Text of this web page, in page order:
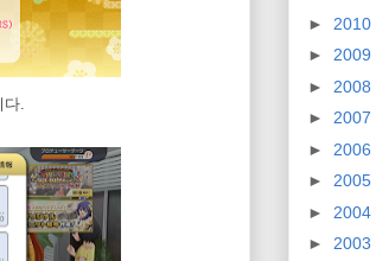
다.
► 2010
► 2009
► 2008
► 2007
► 2006
► 2005
► 2004
► 2003